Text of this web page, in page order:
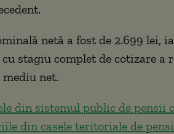
netă a fost de 2.699 lei,
stagiu complet de cotizare a
net.
din sistemul public de pensii
din casele teritoriale de